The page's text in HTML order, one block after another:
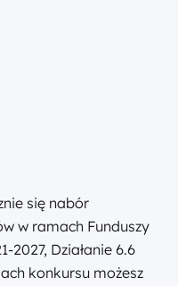
się nabór
w ramach Funduszy
2027, Działanie 6.6
konkursu możesz